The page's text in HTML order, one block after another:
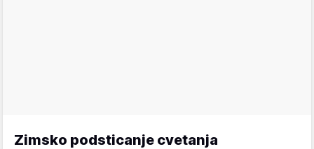
Zimsko podsticanje cvetanja